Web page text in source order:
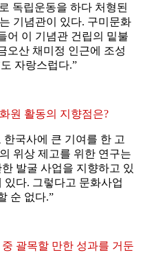
독립운동을 하다 처형된
기념관이 있다. 구미문화
어 이 기념관 건립의 밑불
오산 채미정 인근에 조성
자랑스럽다.”
원 활동의 지향점은?
국사에 큰 기여를 한 고
위상 제고를 위한 연구는
발굴 사업을 지향하고 있
있다. 그렇다고 문화사업
순 없다.”
괄목할 만한 성과를 거둔